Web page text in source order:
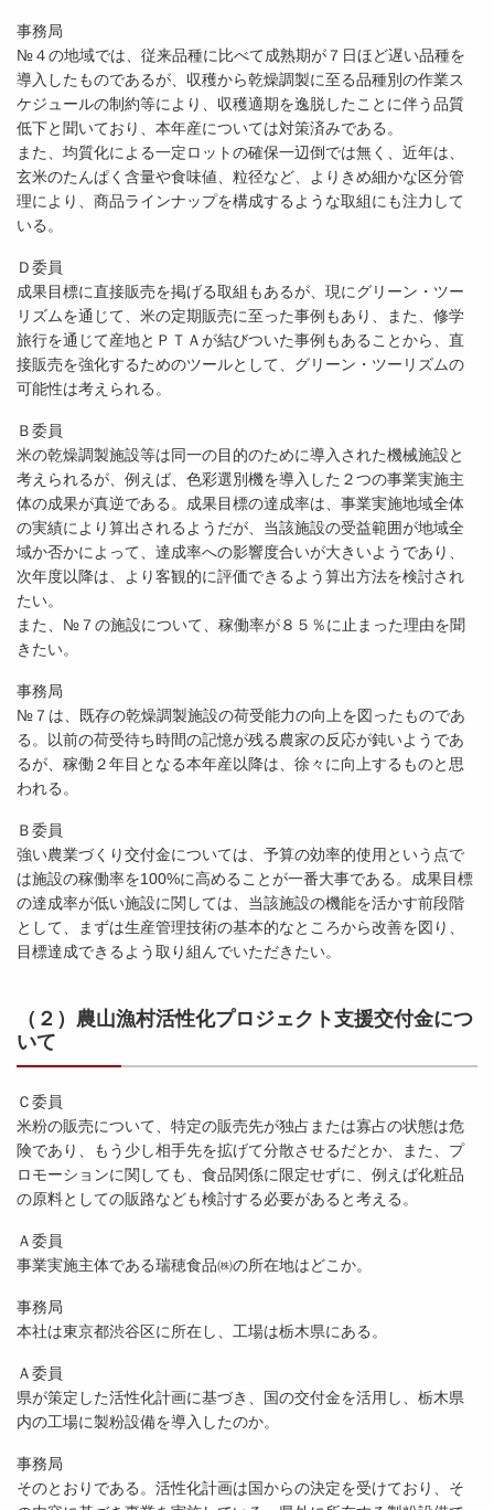
事務局
№４の地域では、従来品種に比べて成熟期が７日ほど遅い品種を
導入したものであるが、収穫から乾燥調製に至る品種別の作業ス
ケジュールの制約等により、収穫適期を逸脱したことに伴う品質
低下と聞いており、本年産については対策済みである。
また、均質化による一定ロットの確保一辺倒では無く、近年は、
玄米のたんぱく含量や食味値、粒径など、よりきめ細かな区分管
理により、商品ラインナップを構成するような取組にも注力して
いる。
Ｄ委員
成果目標に直接販売を掲げる取組もあるが、現にグリーン・ツー
リズムを通じて、米の定期販売に至った事例もあり、また、修学
旅行を通じて産地とＰＴＡが結びついた事例もあることから、直
接販売を強化するためのツールとして、グリーン・ツーリズムの
可能性は考えられる。
Ｂ委員
米の乾燥調製施設等は同一の目的のために導入された機械施設と
考えられるが、例えば、色彩選別機を導入した２つの事業実施主
体の成果が真逆である。成果目標の達成率は、事業実施地域全体
の実績により算出されるようだが、当該施設の受益範囲が地域全
域か否かによって、達成率への影響度合いが大きいようであり、
次年度以降は、より客観的に評価できるよう算出方法を検討され
たい。
また、№７の施設について、稼働率が８５％に止まった理由を聞
きたい。
事務局
№７は、既存の乾燥調製施設の荷受能力の向上を図ったものであ
る。以前の荷受待ち時間の記憶が残る農家の反応が鈍いようであ
るが、稼働２年目となる本年産以降は、徐々に向上するものと思
われる。
Ｂ委員
強い農業づくり交付金については、予算の効率的使用という点で
は施設の稼働率を100%に高めることが一番大事である。成果目標
の達成率が低い施設に関しては、当該施設の機能を活かす前段階
として、まずは生産管理技術の基本的なところから改善を図り、
目標達成できるよう取り組んでいただきたい。
（２）農山漁村活性化プロジェクト支援交付金につ
いて
Ｃ委員
米粉の販売について、特定の販売先が独占または寡占の状態は危
険であり、もう少し相手先を拡げて分散させるだとか、また、プ
ロモーションに関しても、食品関係に限定せずに、例えば化粧品
の原料としての販路なども検討する必要があると考える。
Ａ委員
事業実施主体である瑞穂食品㈱の所在地はどこか。
事務局
本社は東京都渋谷区に所在し、工場は栃木県にある。
Ａ委員
県が策定した活性化計画に基づき、国の交付金を活用し、栃木県
内の工場に製粉設備を導入したのか。
事務局
そのとおりである。活性化計画は国からの決定を受けており、そ